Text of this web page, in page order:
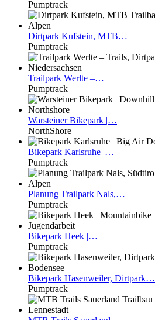
Pumptrack
Dirtpark Kufstein, MTB…
Pumptrack
Trailpark Werlte –…
Pumptrack
WarsteinerBikepark |…
NorthShore
Bikepark Karlsruhe |…
Pumptrack
Planung Trailpark Nals,…
Pumptrack
Bikepark Heek |…
Pumptrack
Bikepark Hasenweiler, Dirtpark…
Pumptrack